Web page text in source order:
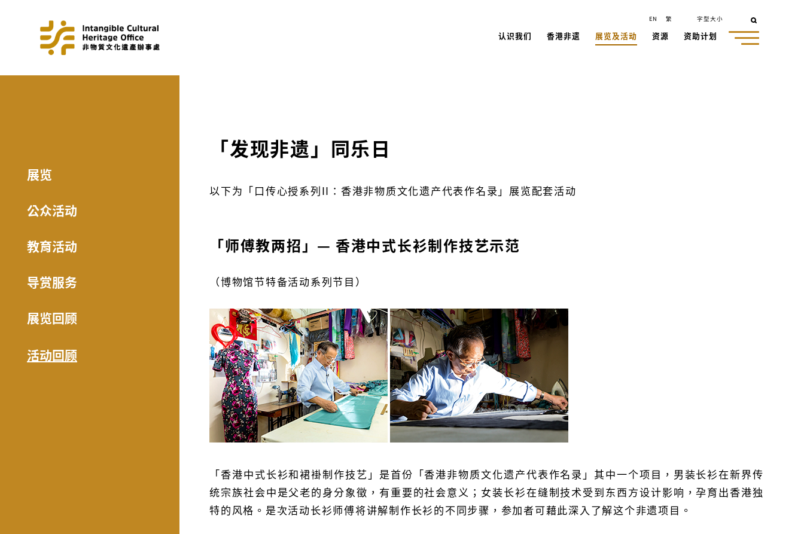
认识我们 香港非遗 展览及活动 资源 资助计划
EN 繁 字型大小
展览
公众活动
教育活动
导赏服务
展览回顾
活动回顾
「发现非遗」同乐日
以下为 「口传心授系列II：香港非物质文化遗产代表作名录」展览配套活动
「师傅教两招」— 香港中式长衫制作技艺示范
（博物馆节特备活动系列节目）
「香港中式长衫和裙褂制作技艺」是首份「香港非物质文化遗产代表作名录」其中一个项目，男装长衫在新界传
统宗族社会中是父老的身分象徵，有重要的社会意义；女装长衫在缝制技术受到东西方设计影响，孕育出香港独
特的风格。是次活动长衫师傅将讲解制作长衫的不同步骤，参加者可藉此深入了解这个非遗项目。